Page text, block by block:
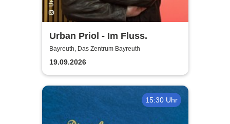
Urban Priol - Im Fluss.
Bayreuth, Das Zentrum Bayreuth
19.09.2026
15:30 Uhr